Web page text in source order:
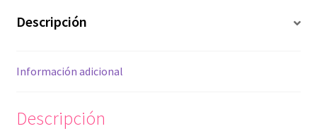
Descripción
Información adicional
Descripción